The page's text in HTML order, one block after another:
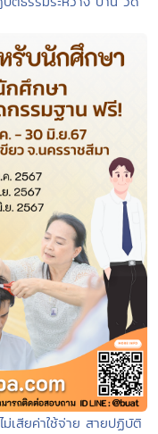
เสียค่าใช้จ่าย สายปฏิบัติ